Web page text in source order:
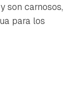
y son carnosos,
para los